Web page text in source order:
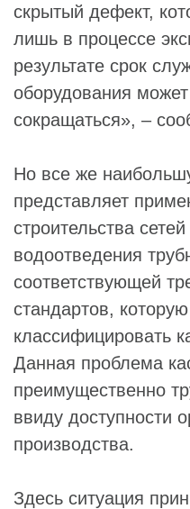
скрытый дефект,
лишь в процессе
результате срок
оборудования
сокращаться», –
Но все же
представляет
строительства
водоотведения
соответствующей
стандартов,
классифицировать
Данная проблема
преимущественно
ввиду доступности
производства.
Здесь ситуация